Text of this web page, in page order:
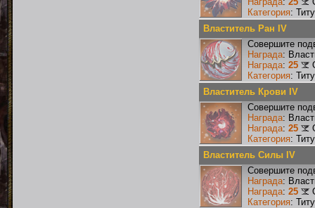
Категория:
Властитель Ран IV
Совершите
Награда:
Награда: 25
Категория:
Властитель Крови IV
Совершите
Награда:
Награда: 25
Категория:
Властитель Силы IV
Совершите
Награда:
Награда: 25
Категория: